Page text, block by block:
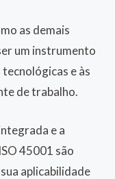
as demais
um instrumento
e às
de trabalho.
e a
45001 são
aplicabilidade